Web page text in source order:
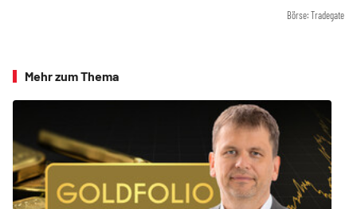
Börse: Tradegate
Mehr zum Thema